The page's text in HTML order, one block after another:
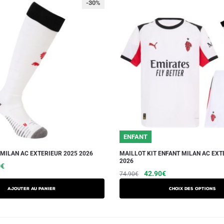
-30%
MILAN AC EXTERIEUR 2025 2026
€Le
actuel
est :
Ajouter au panier
ENFANT
MAILLOT KIT ENFANT MILAN AC
2026
74.90€
Le
42.90€Le
Choix des options
Ce
produit
a